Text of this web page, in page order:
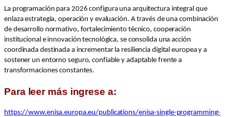
La programación para 2026 configura una arquitectura integral que
enlaza estrategia, operación y evaluación. A través de una combinación
de desarrollo normativo, fortalecimiento técnico, cooperación
institucional e innovación tecnológica, se consolida una acción
coordinada destinada a incrementar la resiliencia digital europea y a
sostener un entorno seguro, confiable y adaptable frente a
transformaciones constantes.
Para leer más ingrese a:
https://www.enisa.europa.eu/publications/enisa-single-programming-